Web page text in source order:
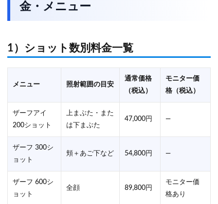
金・メニュー
1）ショット数別料金一覧
メニュー 照射範囲の目安
通常価格
（税込）
モニター価
格（税込）
ザーフアイ
200ショット
上まぶた・また
は下まぶた
47,000円 —
ザーフ 300シ
ョット
頬＋あご下など 54,800円 —
ザーフ 600シ
ョット
全顔 89,800円
モニター価
格あり